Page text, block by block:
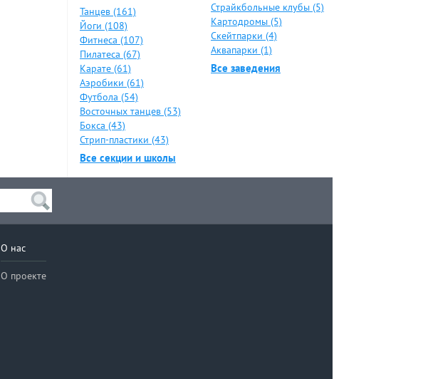
Танцев (161)
Йоги (108)
Фитнеса (107)
Пилатеса (67)
Карате (61)
Аэробики (61)
Футбола (54)
Восточных танцев (53)
Бокса (43)
Стрип-пластики (43)
Все секции и школы
Страйкбольные клубы (5)
Картодромы (5)
Скейтпарки (4)
Аквапарки (1)
Все заведения
О нас
О проекте